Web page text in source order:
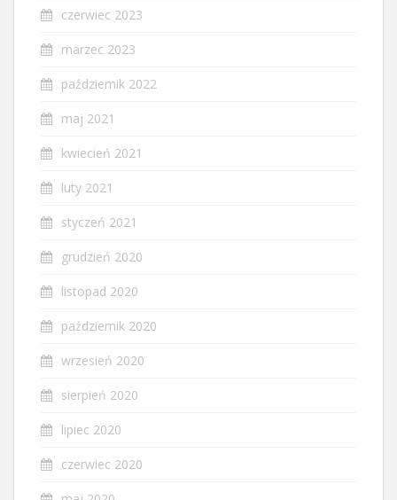
czerwiec 2023
marzec 2023
październik 2022
maj 2021
kwiecień 2021
luty 2021
styczeń 2021
grudzień 2020
listopad 2020
październik 2020
wrzesień 2020
sierpień 2020
lipiec 2020
czerwiec 2020